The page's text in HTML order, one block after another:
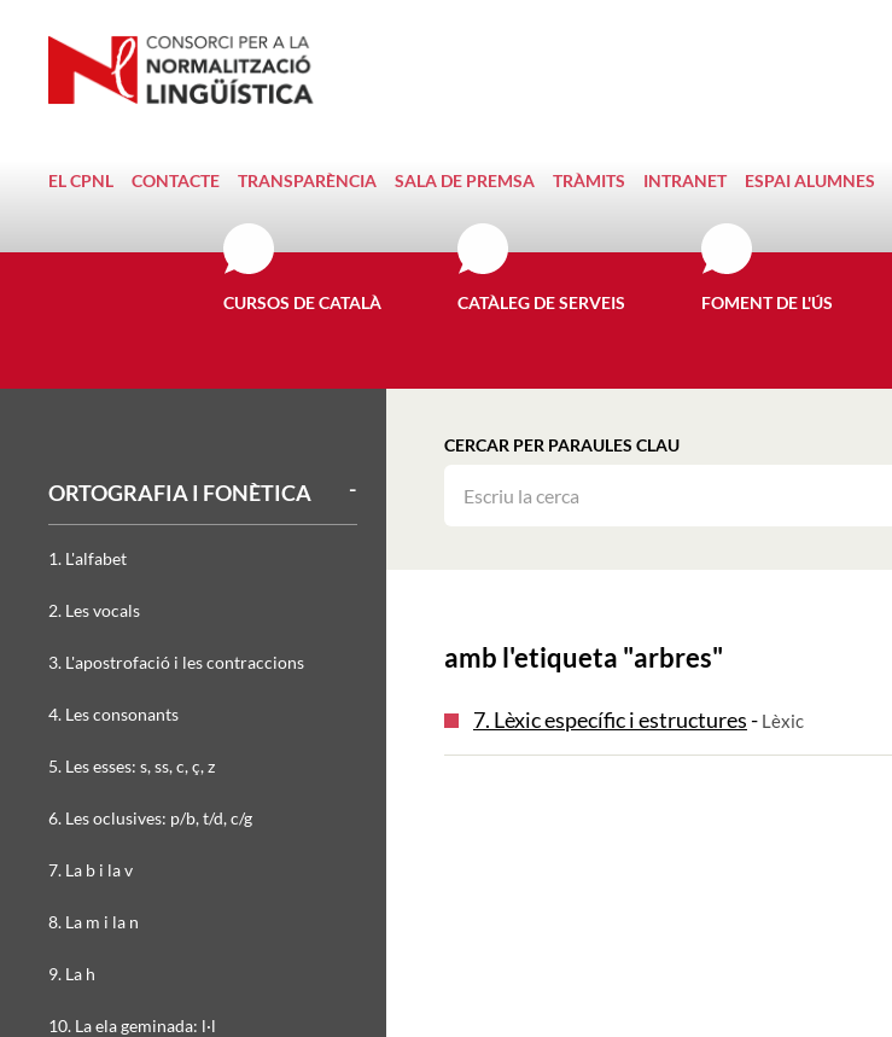
EL CPNL CONTACTE TRANSPARÈNCIA SALA DE PREMSA TRÀMITS INTRANET ESPAI ALUMNES
CURSOS DE CATALÀ CATÀLEG DE SERVEIS FOMENT DE L'ÚS
CERCAR PER PARAULES CLAU
amb l'etiqueta "arbres"
7. Lèxic específic i estructures- Lèxic
ORTOGRAFIA I FONÈTICA
1. L'alfabet
2. Les vocals
3. L'apostrofació i les contraccions
4. Les consonants
5. Les esses: s, ss, c, ç, z
6. Les oclusives: p/b, t/d, c/g
7. La b i la v
8. La m i la n
9. La h
10. La ela geminada: l·l